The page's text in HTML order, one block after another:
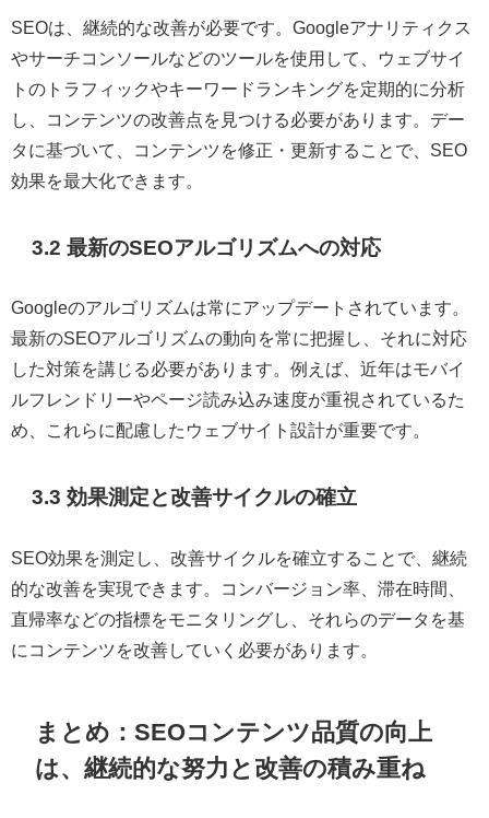
SEOは、継続的な改善が必要です。Googleアナリティクス
やサーチコンソールなどのツールを使用して、ウェブサイ
トのトラフィックやキーワードランキングを定期的に分析
し、コンテンツの改善点を見つける必要があります。デー
タに基づいて、コンテンツを修正・更新することで、SEO
効果を最大化できます。
3.2 最新のSEOアルゴリズムへの対応
Googleのアルゴリズムは常にアップデートされています。
最新のSEOアルゴリズムの動向を常に把握し、それに対応
した対策を講じる必要があります。例えば、近年はモバイ
ルフレンドリーやページ読み込み速度が重視されているた
め、これらに配慮したウェブサイト設計が重要です。
3.3 効果測定と改善サイクルの確立
SEO効果を測定し、改善サイクルを確立することで、継続
的な改善を実現できます。コンバージョン率、滞在時間、
直帰率などの指標をモニタリングし、それらのデータを基
にコンテンツを改善していく必要があります。
まとめ：SEOコンテンツ品質の向上
は、継続的な努力と改善の積み重ね